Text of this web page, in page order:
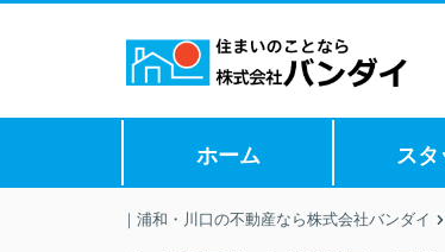
ホーム スタ
｜浦和・川口の不動産なら株式会社バンダイ